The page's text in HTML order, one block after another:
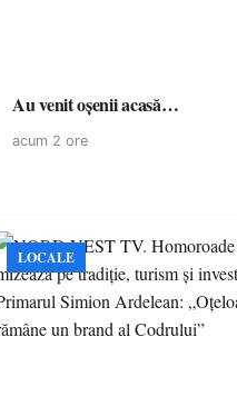
Au venit oșenii acasă…
acum 2 ore
LOCALE